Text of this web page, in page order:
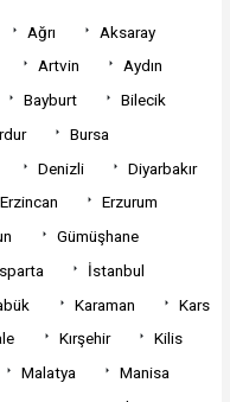
Ağrı
Aksaray
Artvin
Aydın
Bayburt
Bilecik
Bursa
Denizli
Diyarbakır
Erzincan
Erzurum
Gümüşhane
İstanbul
Karaman
Kars
Kırşehir
Kilis
Malatya
Manisa